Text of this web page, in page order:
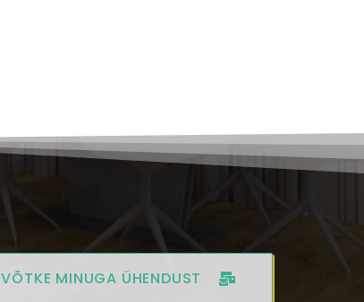
VÕTKE MINUGA ÜHENDUST